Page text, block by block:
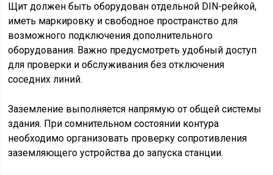
Щит должен быть оборудован отдельной DIN-рейкой,
иметь маркировку и свободное пространство для
возможного подключения дополнительного
оборудования. Важно предусмотреть удобный доступ
для проверки и обслуживания без отключения
соседних линий.
Заземление выполняется напрямую от общей системы
здания. При сомнительном состоянии контура
необходимо организовать проверку сопротивления
заземляющего устройства до запуска станции.